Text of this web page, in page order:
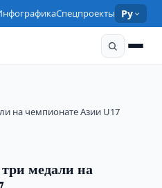
Спецпроекты Ру
на чемпионате Азии U17
три медали на